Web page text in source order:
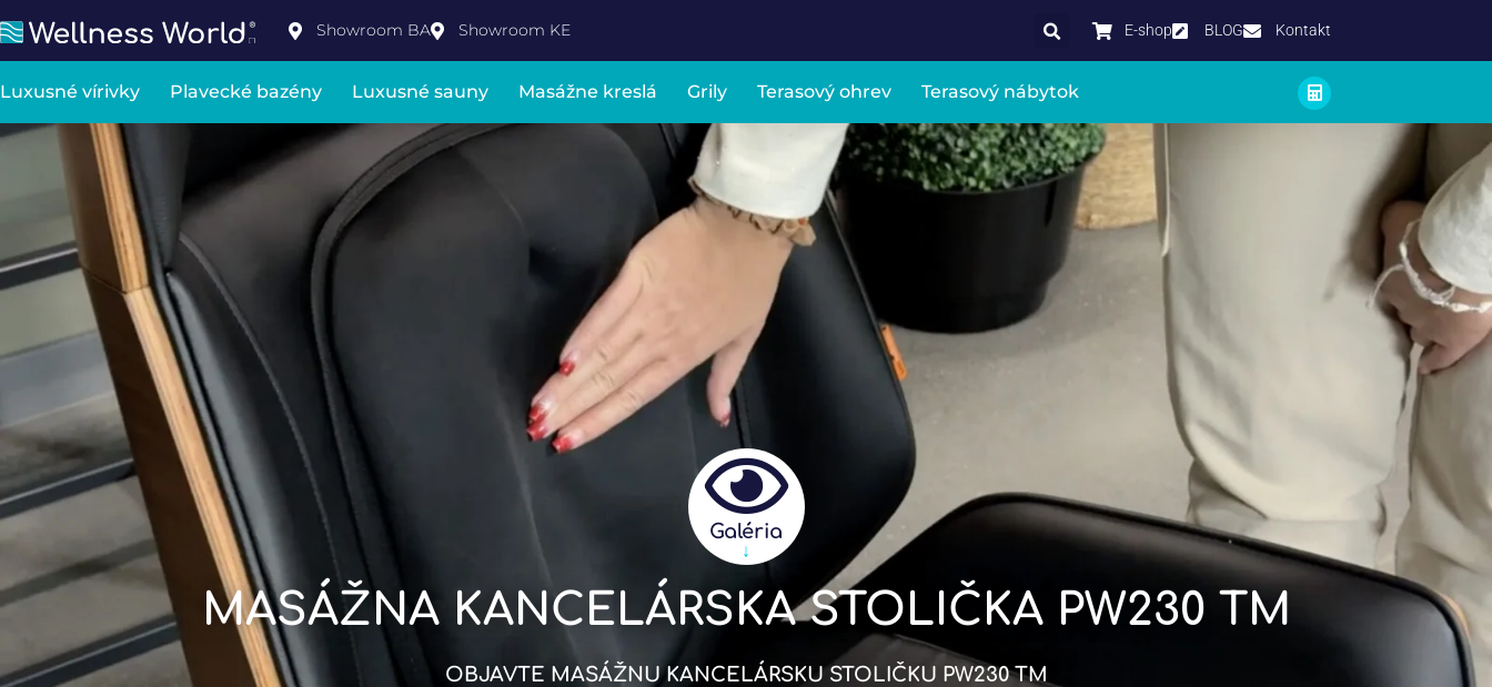
Showroom BA Showroom KE E-shop BLOG Kontakt
Luxusné vírivky Plavecké bazény Luxusné sauny Masážne kreslá Grily Terasový ohrev Terasový nábytok
Galéria
↓
MASÁŽNA KANCELÁRSKA STOLIČKA PW230 TM
OBJAVTE MASÁŽNU KANCELÁRSKU STOLIČKU PW230 TM